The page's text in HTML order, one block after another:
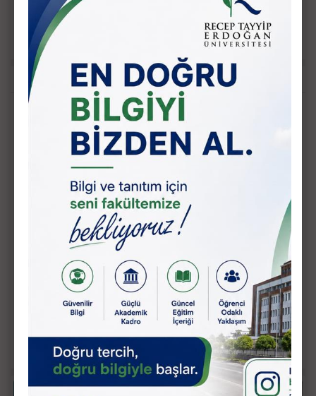
18
Recep Tayyip Erdoğan Üniversitesi Diş Hekimliği
Fakültesi öğrencileri ve akademisyenleri...
RTEÜ Güncel